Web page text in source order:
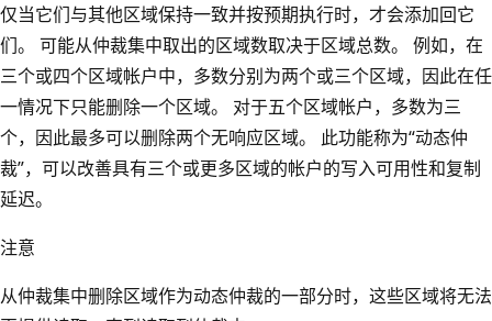
仅当它们与其他区域保持一致并按预期执行时，才会添加回它
们。 可能从仲裁集中取出的区域数取决于区域总数。 例如，在
三个或四个区域帐户中，多数分别为两个或三个区域，因此在任
一情况下只能删除一个区域。 对于五个区域帐户，多数为三
个，因此最多可以删除两个无响应区域。 此功能称为“动态仲
裁”，可以改善具有三个或更多区域的帐户的写入可用性和复制
延迟。
注意
从仲裁集中删除区域作为动态仲裁的一部分时，这些区域将无法